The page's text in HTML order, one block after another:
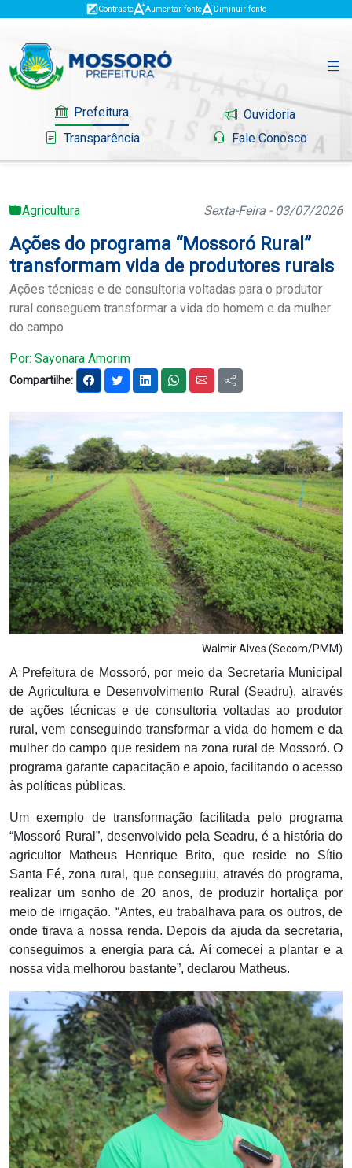
Contraste Aumentar fonte Diminuir fonte
Prefeitura
Ouvidoria
Transparência
Fale Conosco
Governo
Mossoró
Serviços
Portal do Contribuinte
Notícias
PESQUISAR
Agricultura Sexta-Feira - 03/07/2026
Ações do programa “Mossoró Rural”
transformam vida de produtores rurais
Ações técnicas e de consultoria voltadas para o produtor
rural conseguem transformar a vida do homem e da mulher
do campo
Por: Sayonara Amorim
Compartilhe:
Walmir Alves (Secom/PMM)
A Prefeitura de Mossoró, por meio da Secretaria Municipal
de Agricultura e Desenvolvimento Rural (Seadru), através
de ações técnicas e de consultoria voltadas ao produtor
rural, vem conseguindo transformar a vida do homem e da
mulher do campo que residem na zona rural de Mossoró. O
programa garante capacitação e apoio, facilitando o acesso
às políticas públicas.
Um exemplo de transformação facilitada pelo programa
“Mossoró Rural”, desenvolvido pela Seadru, é a história do
agricultor Matheus Henrique Brito, que reside no Sítio
Santa Fé, zona rural, que conseguiu, através do programa,
realizar um sonho de 20 anos, de produzir hortaliça por
meio de irrigação. “Antes, eu trabalhava para os outros, de
onde tirava a nossa renda. Depois da ajuda da secretaria,
conseguimos a energia para cá. Aí comecei a plantar e a
nossa vida melhorou bastante”, declarou Matheus.